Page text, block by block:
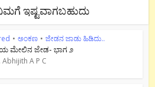
ಇಷ್ಟವಾಗಬಹುದು
• ಅಂಕಣ • ಜೇಡನ ಜಾಡು ಹಿಡಿದು..
ಮೇಲಿನ ಜೇಡ- ಭಾಗ ೨
Abhijith A P C